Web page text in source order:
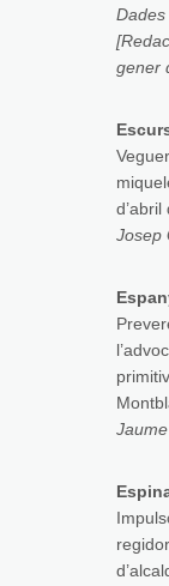
gener
Josep